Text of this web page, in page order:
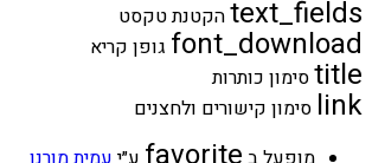
text_fieldsהקטנת טקסט
font_download גופן קריא
titleסימון כותרות
link סימון קישורים ולחצנים
אהבה